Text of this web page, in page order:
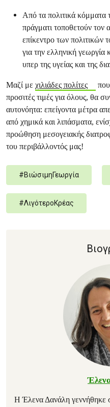
Από τα πολιτικά κόμματα
πράγματι τοποθετούν τον
επίκεντρο των πολιτικών
για την ελληνική γεωργία
υπερ της υγείας και της
Μαζί με χιλιάδες πολίτες
προσιτές τιμές για όλους, θα
αυτονόητα: επείγοντα μέτρα
από χημικά και λιπάσματα,
προώθηση μεσογειακής
του περιβάλλοντός μας!
#ΒιώσιμηΓεωργία
#ΛιγότεροΚρέας
Η Έλενα Δανάλη γεννήθηκε